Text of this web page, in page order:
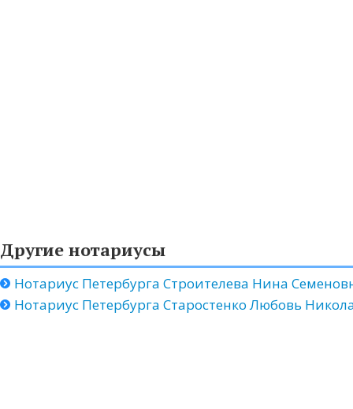
Другие нотариусы
Нотариус Петербурга Строителева Нина
Нотариус Петербурга Старостенко Любовь